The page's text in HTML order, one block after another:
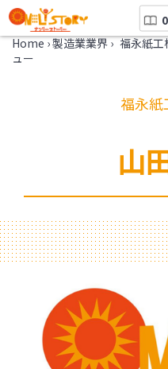
Home ›製造業業界 › 福永紙工
ュー
福永紙
山